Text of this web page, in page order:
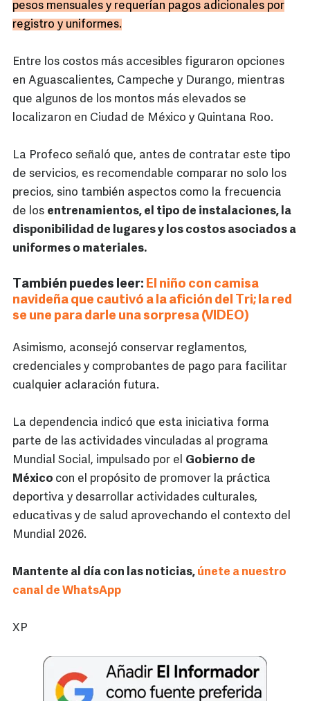
pesos mensuales y requerían pagos adicionales por
registro y uniformes.
Entre los costos más accesibles figuraron opciones
en Aguascalientes, Campeche y Durango, mientras
que algunos de los montos más elevados se
localizaron en Ciudad de México y Quintana Roo.
La Profeco señaló que, antes de contratar este tipo
de servicios, es recomendable comparar no solo los
precios, sino también aspectos como la frecuencia
de los entrenamientos, el tipo de instalaciones, la
disponibilidad de lugares y los costos asociados a
uniformes o materiales.
También puedes leer: El niño con camisa
navideña que cautivó a la afición del Tri; la red
se une para darle una sorpresa (VIDEO)
Asimismo, aconsejó conservar reglamentos,
credenciales y comprobantes de pago para facilitar
cualquier aclaración futura.
La dependencia indicó que esta iniciativa forma
parte de las actividades vinculadas al programa
Mundial Social, impulsado por el Gobierno de
México con el propósito de promover la práctica
deportiva y desarrollar actividades culturales,
educativas y de salud aprovechando el contexto del
Mundial 2026.
Mantente al día con las noticias, únete a nuestro
canal de WhatsApp
XP